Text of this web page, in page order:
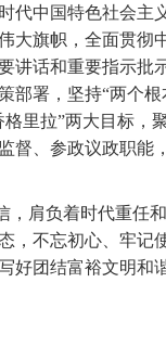
央经济工作会议”“治
产党成立95周年
规“进党校、进课堂、进
育 夯实依法治州工作
州七届八次全会精神
民运会 2014赛马节
代中国特色社会主
大旗帜，全面贯彻
讲话和重要指示批
部署，坚持“两个
里拉”两大目标，
督、参政议政职能
，肩负着时代重任
，不忘初心、牢记
好团结富裕文明和